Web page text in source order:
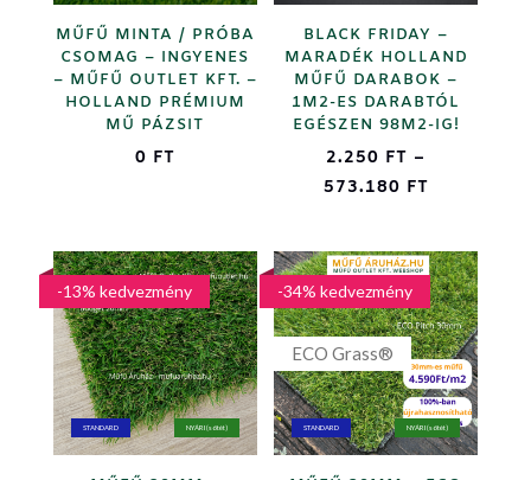
MŰFŰ MINTA / PRÓBA
CSOMAG – INGYENES
– MŰFŰ OUTLET KFT. –
HOLLAND PRÉMIUM
MŰ PÁZSIT
0 FT
BLACK FRIDAY –
MARADÉK HOLLAND
MŰFŰ DARABOK –
1M2-ES DARABTÓL
EGÉSZEN 98M2-IG!
2.250 FT –
573.180 FT
-
573.180
STANDARD NYÁRI (sötét)
-13% kedvezmény
ECO Grass®
STANDARD NYÁRI (sötét)
-34% kedvezmény